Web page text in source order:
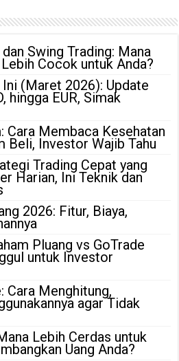
Swing Trading: Mana
Cocok untuk Anda?
(Maret 2026): Update
hingga EUR, Simak
Cara Membaca Kesehatan
Beli, Investor Wajib Tahu
Trading Cepat yang
Harian, Ini Teknik dan
2026: Fitur, Biaya,
Pluang vs GoTrade
untuk Investor
Cara Menghitung,
agar Tidak
Lebih Cerdas untuk
Uang Anda?